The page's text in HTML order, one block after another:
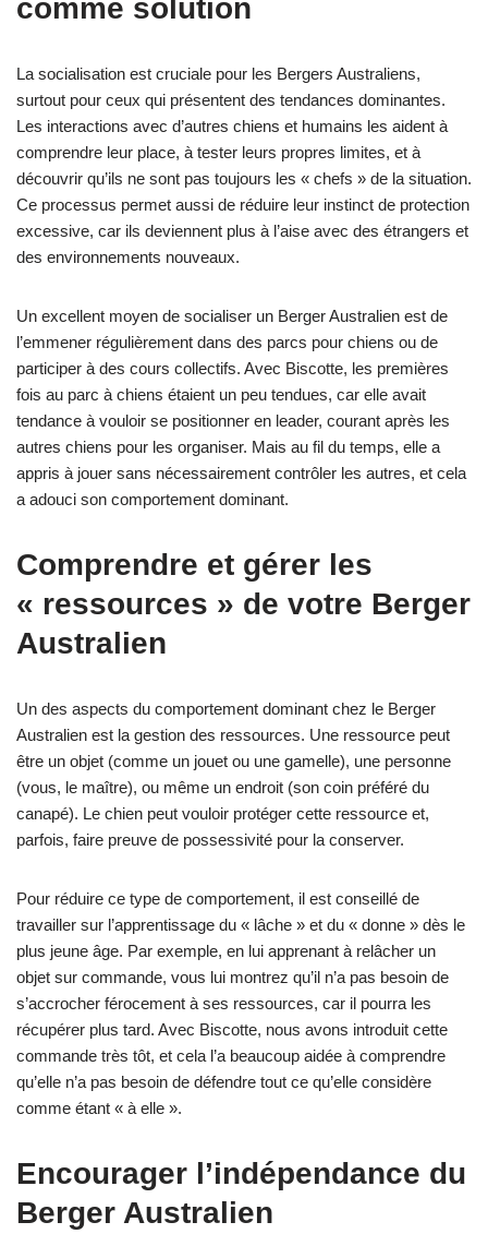
comme solution
La socialisation est cruciale pour les Bergers Australiens,
surtout pour ceux qui présentent des tendances dominantes.
Les interactions avec d’autres chiens et humains les aident à
comprendre leur place, à tester leurs propres limites, et à
découvrir qu’ils ne sont pas toujours les « chefs » de la situation.
Ce processus permet aussi de réduire leur instinct de protection
excessive, car ils deviennent plus à l’aise avec des étrangers et
des environnements nouveaux.
Un excellent moyen de socialiser un Berger Australien est de
l’emmener régulièrement dans des parcs pour chiens ou de
participer à des cours collectifs. Avec Biscotte, les premières
fois au parc à chiens étaient un peu tendues, car elle avait
tendance à vouloir se positionner en leader, courant après les
autres chiens pour les organiser. Mais au fil du temps, elle a
appris à jouer sans nécessairement contrôler les autres, et cela
a adouci son comportement dominant.
Comprendre et gérer les
« ressources » de votre Berger
Australien
Un des aspects du comportement dominant chez le Berger
Australien est la gestion des ressources. Une ressource peut
être un objet (comme un jouet ou une gamelle), une personne
(vous, le maître), ou même un endroit (son coin préféré du
canapé). Le chien peut vouloir protéger cette ressource et,
parfois, faire preuve de possessivité pour la conserver.
Pour réduire ce type de comportement, il est conseillé de
travailler sur l’apprentissage du « lâche » et du « donne » dès le
plus jeune âge. Par exemple, en lui apprenant à relâcher un
objet sur commande, vous lui montrez qu’il n’a pas besoin de
s’accrocher férocement à ses ressources, car il pourra les
récupérer plus tard. Avec Biscotte, nous avons introduit cette
commande très tôt, et cela l’a beaucoup aidée à comprendre
qu’elle n’a pas besoin de défendre tout ce qu’elle considère
comme étant « à elle ».
Encourager l’indépendance du
Berger Australien